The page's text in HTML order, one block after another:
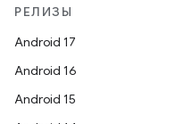
РЕЛИЗЫ
Android 17
Android 16
Android 15